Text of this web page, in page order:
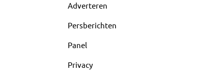
Adverteren
Persberichten
Panel
Privacy